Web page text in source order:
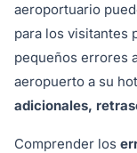
aeroportuario
para los visitantes
pequeños errores
aeropuerto a su
adicionales,
Comprender los